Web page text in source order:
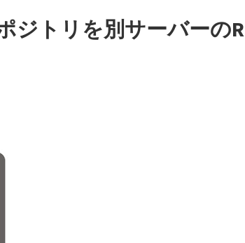
ジトリを別サーバーのR